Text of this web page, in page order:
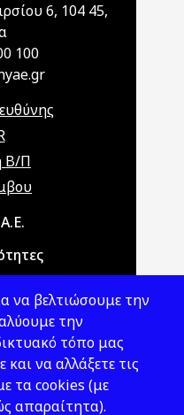
6, 104 45,
100
Β/Π
να βελτιώσουμε την
την
τόπο μας
και να αλλάξετε τις
τα cookies (με
απαραίτητα).